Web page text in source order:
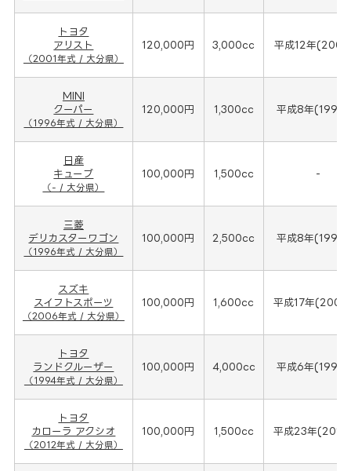
トヨタ
アリスト
（2001年式 / 大分県）
120,000円 3,000cc 平成12年(2001
MINI
クーパー
（1996年式 / 大分県）
120,000円 1,300cc 平成8年(1996
日産
キューブ
（- / 大分県）
100,000円 1,500cc -
三菱
デリカスターワゴン
（1996年式 / 大分県）
100,000円 2,500cc 平成8年(1996
スズキ
スイフトスポーツ
（2006年式 / 大分県）
100,000円 1,600cc 平成17年(2006
トヨタ
ランドクルーザー
（1994年式 / 大分県）
100,000円 4,000cc 平成6年(1994
トヨタ
カローラ アクシオ
（2012年式 / 大分県）
100,000円 1,500cc 平成23年(2012